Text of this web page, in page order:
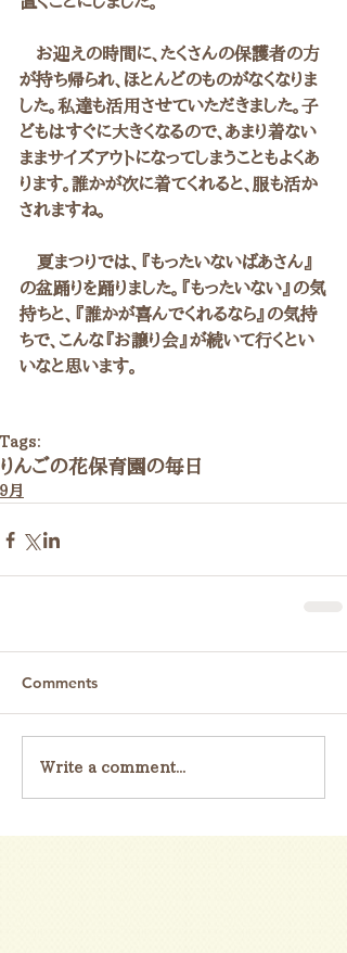
お迎えの時間に、たくさんの保護者の方
が持ち帰られ、ほとんどのものがなくなりま
した。私達も活用させていただきました。子
どもはすぐに大きくなるので、あまり着ない
ままサイズアウトになってしまうこともよくあ
ります。誰かが次に着てくれると、服も活か
されますね。
夏まつりでは、『もったいないばあさん』
の盆踊りを踊りました。『もったいない』の気
持ちと、『誰かが喜んでくれるなら』の気持
ちで、こんな『お譲り会』が続いて行くとい
いなと思います。
Tags:
りんごの花保育園の毎日
９月
Comments
Write a comment...